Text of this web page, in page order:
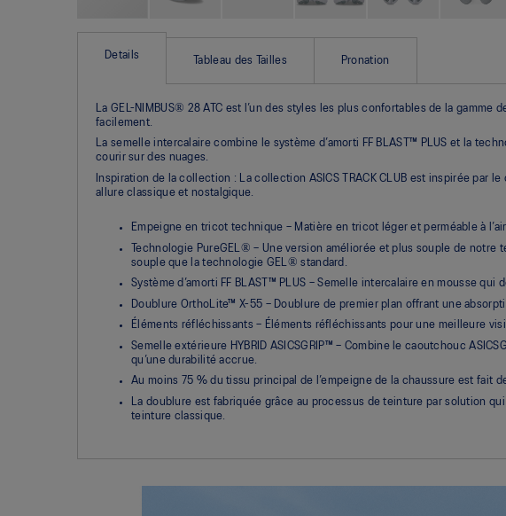
images
gallery
Details
La GEL-NIMBUS® 28 ATC est l’un des styles les plus confortables de la
facilement.
La semelle intercalaire combine le système d’amorti FF BLAST™ PLUS et la
courir sur des nuages.
Inspiration de la collection : La collection ASICS TRACK CLUB est inspirée
allure classique et nostalgique.
Empeigne en tricot technique – Matière en tricot léger et perméable à
Technologie PureGEL® – Une version améliorée et plus souple de
souple que la technologie GEL® standard.
Système d’amorti FF BLAST™ PLUS – Semelle intercalaire en mousse
Doublure OrthoLite™ X-55 – Doublure de premier plan offrant une
Éléments réfléchissants – Éléments réfléchissants pour une meilleure
Semelle extérieure HYBRID ASICSGRIP™ – Combine le caoutchouc
qu’une durabilité accrue.
Au moins 75 % du tissu principal de l’empeigne de la chaussure est
La doublure est fabriquée grâce au processus de teinture par solution
teinture classique.
Tableau des Tailles Pronation